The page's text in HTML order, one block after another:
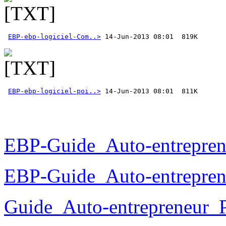
EBP-ebp-logiciel-Com..>
EBP-ebp-logiciel-poi..> 14-Jun-2013 08:01  811K
EBP-Guide_Auto-
EBP-Guide_Auto-
Guide_Auto-